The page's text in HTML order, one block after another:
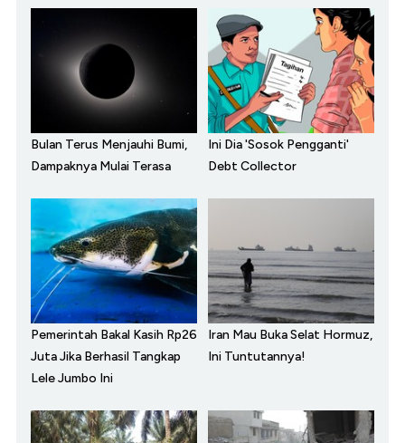
Bulan Terus Menjauhi Bumi,
Dampaknya Mulai Terasa
Ini Dia 'Sosok Pengganti'
Debt Collector
Pemerintah Bakal Kasih Rp26
Juta Jika Berhasil Tangkap
Lele Jumbo Ini
Iran Mau Buka Selat Hormuz,
Ini Tuntutannya!